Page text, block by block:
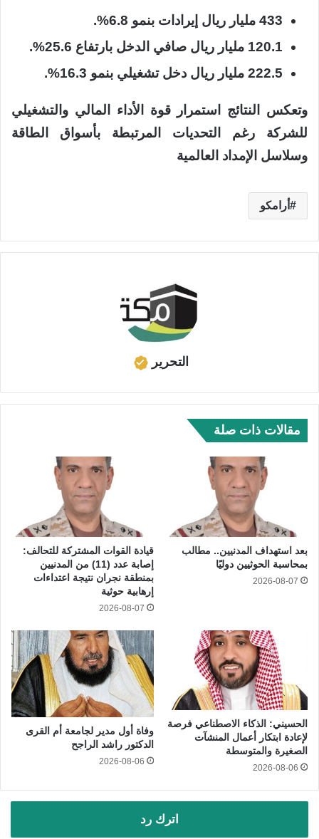
433 مليار ريال إيرادات بنمو 6.8%.
120.1 مليار ريال صافي الدخل بارتفاع 25.6%.
222.5 مليار ريال دخل تشغيلي بنمو 16.3%.
وتعكس النتائج استمرار قوة الأداء المالي والتشغيلي
للشركة رغم التحديات المرتبطة بأسواق الطاقة
وسلاسل الإمداد العالمية
أرامكو
التحرير
مقالات ذات صلة
بعد استهداف المدنيين.. مطالب
بمحاسبة الحوثيين دوليًا
2026-08-07
قيادة القوات المشتركة للتحالف:
إصابة عدد (11) من المدنيين
بمنطقة نجران نتيجة اعتداءات
إرهابية حوثية
2026-08-07
الحسيني: الذكاء الاصطناعي فرصة
لإعادة ابتكار أعمال المنشآت
الصغيرة والمتوسطة
2026-08-06
وفاة أول مدير لجامعة أم القرى
الدكتور راشد الراجح
2026-08-06
اترك رد